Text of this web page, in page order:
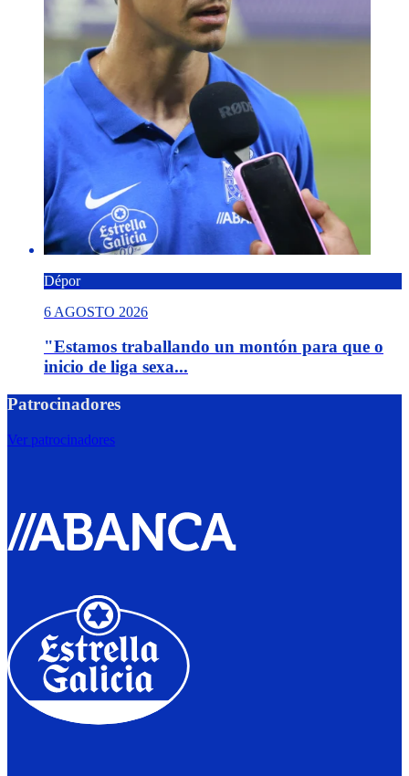
Dépor
6 AGOSTO 2026
"Estamos traballando un montón para que o
inicio de liga sexa...
Patrocinadores
Ver patrocinadores